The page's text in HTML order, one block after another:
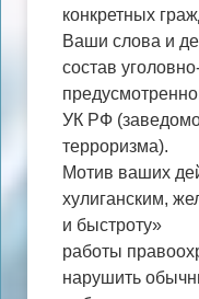
конкретных
Ваши слова и
состав
УК РФ
терроризма).
Мотив ваших
хулиганским,
и быстроту»
работы
нарушить